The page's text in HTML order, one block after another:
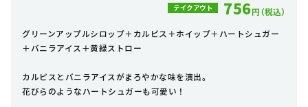
テイクアウト 756円（税込）
グリーンアップルシロップ＋カルピス＋ホイップ＋ハートシュガー
＋バニラアイス＋黄緑ストロー
カルピスとバニラアイスがまろやかな味を演出。
花びらのようなハートシュガーも可愛い！